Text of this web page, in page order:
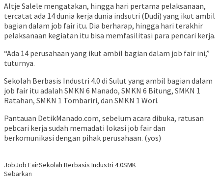
Altje Salele mengatakan, hingga hari pertama pelaksanaan,
tercatat ada 14 dunia kerja dunia indsutri (Dudi) yang ikut ambil
bagian dalam job fair itu. Dia berharap, hingga hari terakhir
pelaksanaan kegiatan itu bisa memfasilitasi para pencari kerja.
“Ada 14 perusahaan yang ikut ambil bagian dalam job fair ini,”
tuturnya.
Sekolah Berbasis Industri 4.0 di Sulut yang ambil bagian dalam
job fair itu adalah SMKN 6 Manado, SMKN 6 Bitung, SMKN 1
Ratahan, SMKN 1 Tombariri, dan SMKN 1 Wori.
Pantauan DetikManado.com, sebelum acara dibuka, ratusan
pebcari kerja sudah memadati lokasi job fair dan
berkomunikasi dengan pihak perusahaan. (yos)
JobJob FairSekolah Berbasis Industri 4.0SMK
Sebarkan